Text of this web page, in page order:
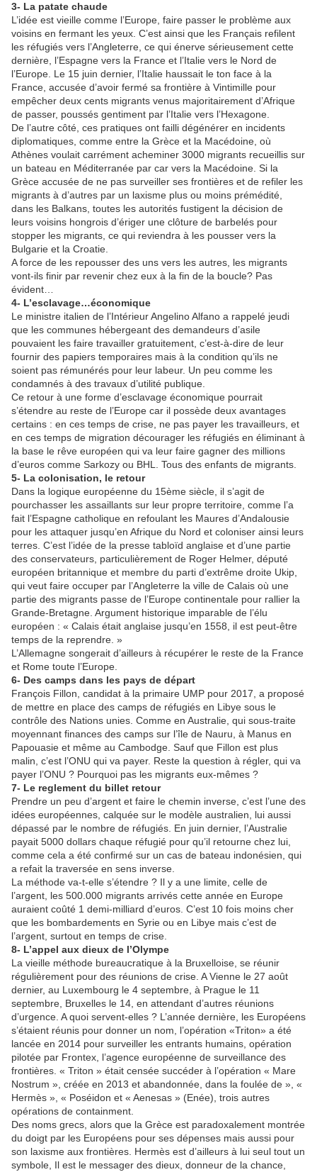
3- La patate chaude
L’idée est vieille comme l’Europe, faire passer le problème aux
voisins en fermant les yeux. C’est ainsi que les Français refilent
les réfugiés vers l’Angleterre, ce qui énerve sérieusement cette
dernière, l’Espagne vers la France et l’Italie vers le Nord de
l’Europe. Le 15 juin dernier, l’Italie haussait le ton face à la
France, accusée d’avoir fermé sa frontière à Vintimille pour
empêcher deux cents migrants venus majoritairement d’Afrique
de passer, poussés gentiment par l’Italie vers l’Hexagone.
De l’autre côté, ces pratiques ont failli dégénérer en incidents
diplomatiques, comme entre la Grèce et la Macédoine, où
Athènes voulait carrément acheminer 3000 migrants recueillis sur
un bateau en Méditerranée par car vers la Macédoine. Si la
Grèce accusée de ne pas surveiller ses frontières et de refiler les
migrants à d’autres par un laxisme plus ou moins prémédité,
dans les Balkans, toutes les autorités fustigent la décision de
leurs voisins hongrois d’ériger une clôture de barbelés pour
stopper les migrants, ce qui reviendra à les pousser vers la
Bulgarie et la Croatie.
A force de les repousser des uns vers les autres, les migrants
vont-ils finir par revenir chez eux à la fin de la boucle? Pas
évident…
4- L’esclavage…économique
Le ministre italien de l’Intérieur Angelino Alfano a rappelé jeudi
que les communes hébergeant des demandeurs d’asile
pouvaient les faire travailler gratuitement, c’est-à-dire de leur
fournir des papiers temporaires mais à la condition qu’ils ne
soient pas rémunérés pour leur labeur. Un peu comme les
condamnés à des travaux d’utilité publique.
Ce retour à une forme d’esclavage économique pourrait
s’étendre au reste de l’Europe car il possède deux avantages
certains : en ces temps de crise, ne pas payer les travailleurs, et
en ces temps de migration décourager les réfugiés en éliminant à
la base le rêve européen qui va leur faire gagner des millions
d’euros comme Sarkozy ou BHL. Tous des enfants de migrants.
5- La colonisation, le retour
Dans la logique européenne du 15ème siècle, il s’agit de
pourchasser les assaillants sur leur propre territoire, comme l’a
fait l’Espagne catholique en refoulant les Maures d’Andalousie
pour les attaquer jusqu’en Afrique du Nord et coloniser ainsi leurs
terres. C’est l’idée de la presse tabloïd anglaise et d’une partie
des conservateurs, particulièrement de Roger Helmer, député
européen britannique et membre du parti d’extrême droite Ukip,
qui veut faire occuper par l’Angleterre la ville de Calais où une
partie des migrants passe de l’Europe continentale pour rallier la
Grande-Bretagne. Argument historique imparable de l’élu
européen : « Calais était anglaise jusqu’en 1558, il est peut-être
temps de la reprendre. »
L’Allemagne songerait d’ailleurs à récupérer le reste de la France
et Rome toute l’Europe.
6- Des camps dans les pays de départ
François Fillon, candidat à la primaire UMP pour 2017, a proposé
de mettre en place des camps de réfugiés en Libye sous le
contrôle des Nations unies. Comme en Australie, qui sous-traite
moyennant finances des camps sur l’île de Nauru, à Manus en
Papouasie et même au Cambodge. Sauf que Fillon est plus
malin, c’est l’ONU qui va payer. Reste la question à régler, qui va
payer l’ONU ? Pourquoi pas les migrants eux-mêmes ?
7- Le reglement du billet retour
Prendre un peu d’argent et faire le chemin inverse, c’est l’une des
idées européennes, calquée sur le modèle australien, lui aussi
dépassé par le nombre de réfugiés. En juin dernier, l’Australie
payait 5000 dollars chaque réfugié pour qu’il retourne chez lui,
comme cela a été confirmé sur un cas de bateau indonésien, qui
a refait la traversée en sens inverse.
La méthode va-t-elle s’étendre ? Il y a une limite, celle de
l’argent, les 500.000 migrants arrivés cette année en Europe
auraient coûté 1 demi-milliard d’euros. C’est 10 fois moins cher
que les bombardements en Syrie ou en Libye mais c’est de
l’argent, surtout en temps de crise.
8- L’appel aux dieux de l’Olympe
La vieille méthode bureaucratique à la Bruxelloise, se réunir
régulièrement pour des réunions de crise. A Vienne le 27 août
dernier, au Luxembourg le 4 septembre, à Prague le 11
septembre, Bruxelles le 14, en attendant d’autres réunions
d’urgence. A quoi servent-elles ? L’année dernière, les Européens
s’étaient réunis pour donner un nom, l’opération «Triton» a été
lancée en 2014 pour surveiller les entrants humains, opération
pilotée par Frontex, l’agence européenne de surveillance des
frontières. « Triton » était censée succéder à l’opération « Mare
Nostrum », créée en 2013 et abandonnée, dans la foulée de », «
Hermès », « Poséidon et « Aenesas » (Enée), trois autres
opérations de containment.
Des noms grecs, alors que la Grèce est paradoxalement montrée
du doigt par les Européens pour ses dépenses mais aussi pour
son laxisme aux frontières. Hermès est d’ailleurs à lui seul tout un
symbole, Il est le messager des dieux, donneur de la chance,